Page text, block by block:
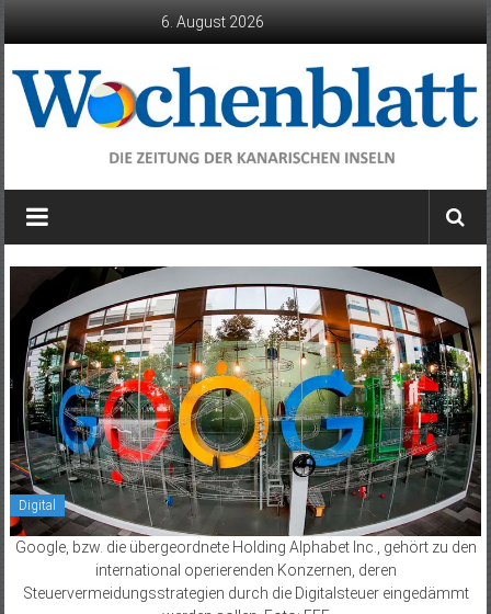
6. August 2026
Wochenblatt
die
Kanarischen
Inseln
Digital
Google, bzw. die übergeordnete Holding Alphabet Inc., gehört zu den
international operierenden Konzernen, deren
Steuervermeidungsstrategien durch die Digitalsteuer eingedämmt